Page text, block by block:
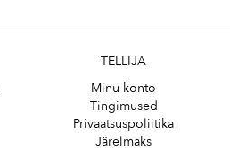
TELLIJA
Minu konto
Tingimused
Privaatsuspoliitika
Järelmaks